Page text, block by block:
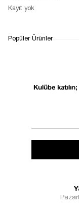
Mart 05, 2025
Kulübe
Kayıt yok
Popüler Ürünler